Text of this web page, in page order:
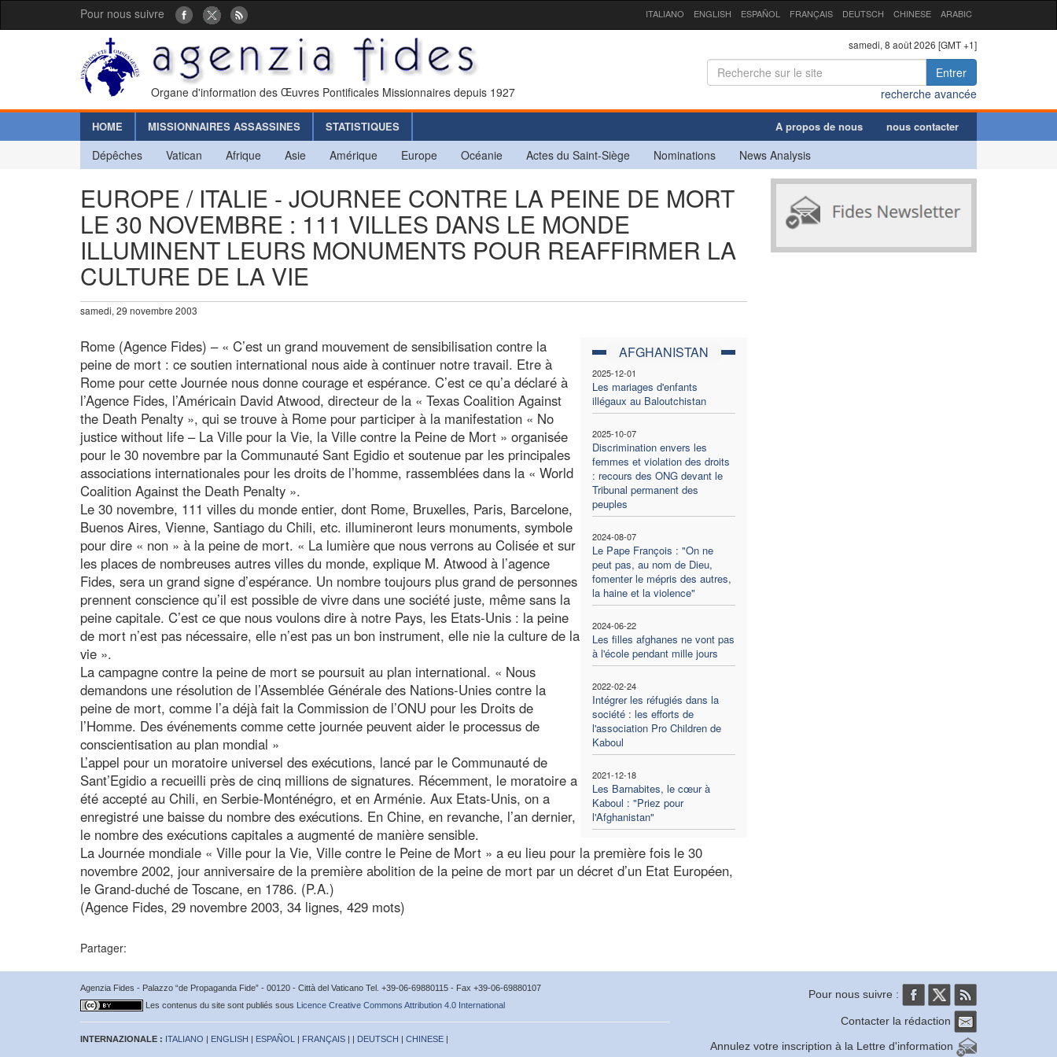
Pour nous suivre ITALIANO ENGLISH ESPAÑOL FRANÇAIS DEUTSCH CHINESE ARABIC
Organe d'information des Œuvres Pontificales Missionnaires depuis 1927
samedi, 8 août 2026 [GMT +1]
Entrer
recherche avancée
HOME MISSIONNAIRES ASSASSINES STATISTIQUES A propos de nous nous contacter
Dépêches Vatican Afrique Asie Amérique Europe Océanie Actes du Saint-Siège Nominations News Analysis
EUROPE / ITALIE - JOURNEE CONTRE LA PEINE DE MORT
LE 30 NOVEMBRE : 111 VILLES DANS LE MONDE
ILLUMINENT LEURS MONUMENTS POUR REAFFIRMER LA
CULTURE DE LA VIE
samedi, 29 novembre 2003
AFGHANISTAN
2025-12-01
Les mariages d'enfants
illégaux au Baloutchistan
2025-10-07
Discrimination envers les
femmes et violation des droits
: recours des ONG devant le
Tribunal permanent des
peuples
2024-08-07
Le Pape François : "On ne
peut pas, au nom de Dieu,
fomenter le mépris des autres,
la haine et la violence"
2024-06-22
Les filles afghanes ne vont pas
à l'école pendant mille jours
2022-02-24
Intégrer les réfugiés dans la
société : les efforts de
l'association Pro Children de
Kaboul
2021-12-18
Les Barnabites, le cœur à
Kaboul : "Priez pour
l'Afghanistan"
Rome (Agence Fides) – « C’est un grand mouvement de sensibilisation contre la
peine de mort : ce soutien international nous aide à continuer notre travail. Etre à
Rome pour cette Journée nous donne courage et espérance. C’est ce qu’a déclaré à
l’Agence Fides, l’Américain David Atwood, directeur de la « Texas Coalition Against
the Death Penalty », qui se trouve à Rome pour participer à la manifestation « No
justice without life – La Ville pour la Vie, la Ville contre la Peine de Mort » organisée
pour le 30 novembre par la Communauté Sant Egidio et soutenue par les principales
associations internationales pour les droits de l’homme, rassemblées dans la « World
Coalition Against the Death Penalty ».
Le 30 novembre, 111 villes du monde entier, dont Rome, Bruxelles, Paris, Barcelone,
Buenos Aires, Vienne, Santiago du Chili, etc. illumineront leurs monuments, symbole
pour dire « non » à la peine de mort. « La lumière que nous verrons au Colisée et sur
les places de nombreuses autres villes du monde, explique M. Atwood à l’agence
Fides, sera un grand signe d’espérance. Un nombre toujours plus grand de personnes
prennent conscience qu’il est possible de vivre dans une société juste, même sans la
peine capitale. C’est ce que nous voulons dire à notre Pays, les Etats-Unis : la peine
de mort n’est pas nécessaire, elle n’est pas un bon instrument, elle nie la culture de la
vie ».
La campagne contre la peine de mort se poursuit au plan international. « Nous
demandons une résolution de l’Assemblée Générale des Nations-Unies contre la
peine de mort, comme l’a déjà fait la Commission de l’ONU pour les Droits de
l’Homme. Des événements comme cette journée peuvent aider le processus de
conscientisation au plan mondial »
L’appel pour un moratoire universel des exécutions, lancé par le Communauté de
Sant’Egidio a recueilli près de cinq millions de signatures. Récemment, le moratoire a
été accepté au Chili, en Serbie-Monténégro, et en Arménie. Aux Etats-Unis, on a
enregistré une baisse du nombre des exécutions. En Chine, en revanche, l’an dernier,
le nombre des exécutions capitales a augmenté de manière sensible.
La Journée mondiale « Ville pour la Vie, Ville contre le Peine de Mort » a eu lieu pour la première fois le 30
novembre 2002, jour anniversaire de la première abolition de la peine de mort par un décret d’un Etat Européen,
le Grand-duché de Toscane, en 1786. (P.A.)
(Agence Fides, 29 novembre 2003, 34 lignes, 429 mots)
Partager:
Agenzia Fides - Palazzo “de Propaganda Fide” - 00120 - Città del Vaticano Tel. +39-06-69880115 - Fax +39-06-69880107
Les contenus du site sont publiés sous Licence Creative Commons Attribution 4.0 International
INTERNAZIONALE : ITALIANO | ENGLISH | ESPAÑOL | FRANÇAIS | | DEUTSCH | CHINESE |
Pour nous suivre :
Contacter la rédaction
Annulez votre inscription à la Lettre d'information